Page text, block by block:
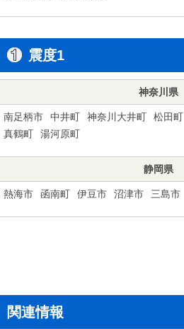
震度1
神奈川県
南足柄市 中井町 神奈川大井町 松田町
真鶴町
湯河原町
静岡県
熱海市 函南町 伊豆市 沼津市 三島市
関連情報